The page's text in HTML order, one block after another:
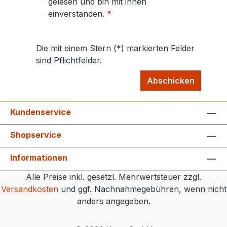
einverstanden. *
Die mit einem Stern (*) markierten Felder
sind Pflichtfelder.
Abschicken
Kundenservice
Shopservice
Informationen
Alle Preise inkl. gesetzl. Mehrwertsteuer zzgl.
Versandkostenund ggf. Nachnahmegebühren, wenn nicht
anders angegeben.